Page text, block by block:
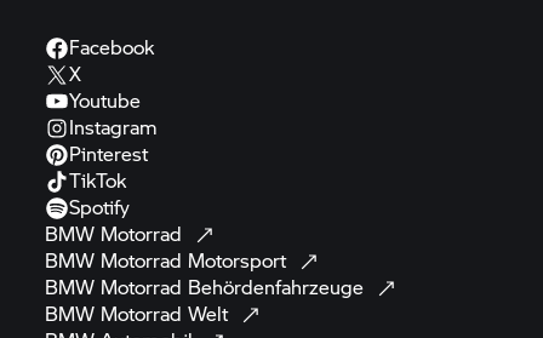
Facebook
X
Youtube
Instagram
Pinterest
TikTok
Spotify
BMW Motorrad
BMW Motorrad Motorsport
BMW Motorrad Behördenfahrzeuge
BMW Motorrad Welt